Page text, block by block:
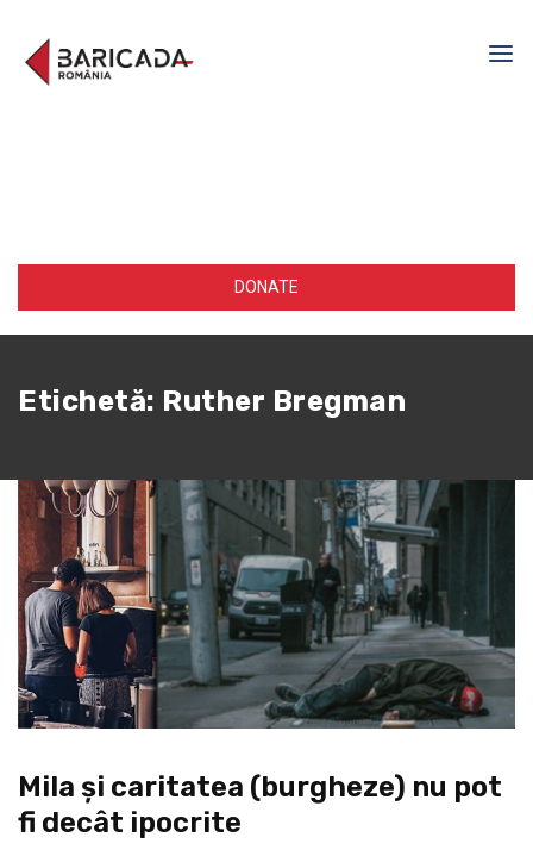
DONATE
Etichetă: Ruther Bregman
Mila și caritatea (burgheze) nu pot
fi decât ipocrite